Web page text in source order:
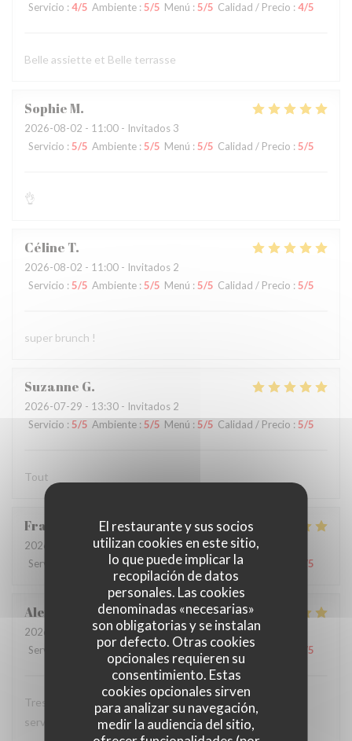
El restaurante y sus socios
utilizan cookies en este sitio,
lo que puede implicar la
recopilación de datos
personales. Las cookies
denominadas «necesarias»
son obligatorias y se instalan
por defecto. Otras cookies
opcionales requieren su
consentimiento. Estas
cookies opcionales sirven
para analizar su navegación,
medir la audiencia del sitio,
Servicio : 4/5 Ambiente : 5/5 Menú : 5/5 Calidad / Precio : 4/5
Belle assiette et Belle terrasse
SophieM
2026-08-02 - 11:00 - Invitados 3
Servicio : 5/5 Ambiente : 5/5 Menú : 5/5 Calidad / Precio : 5/5
👌
Céline T
2026-08-02 - 11:00 - Invitados 2
Servicio : 5/5 Ambiente :5/5 Menú :5/5 Calidad / Precio : 5/5
super brunch !
Suzanne G
2026-07-29 - 13:30 - Invitados 2
Servicio : 5/5 Ambiente : 5/5 Menú : 5/5 Calidad / Precio : 5/5
Tout
Francoise
2026-07-28
- 12:00 - Invitados 3
Servicio
Ambiente: 5/5 Menú: 5/5 Calidad / Precio /5
Alexandra T
2026-07-28
- 12:00 - Invitados 1
Servicio
Ambiente:5/5 Menú: 5/5 Calidad / Precio /5
Tres bon restaurant, excellente cuisine et serveuse et
serveur au top